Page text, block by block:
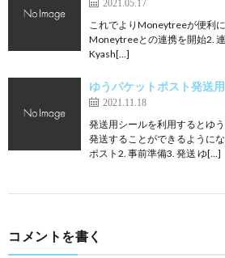
2021.05.17
これでよりMoneytreeが便利
Moneytreeとの連携を開始2.
Kyash[…]
ゆうパケットポスト発送
2021.11.18
発送用シールを利用するとゆ
発送することができるように
ポスト2. 事前準備3. 発送 ゆ[…]
コメントを書く